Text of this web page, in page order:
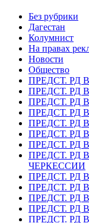
Без рубрики
Дагестан
Колумнист
На правах
Новости
Общество
ПРЕДСТ. РД
ПРЕДСТ. РД
ПРЕДСТ. РД
ПРЕДСТ. РД
ПРЕДСТ. РД
ПРЕДСТ. РД
ПРЕДСТ. РД
ПРЕДСТ. РД
ЧЕРКЕССИИ
ПРЕДСТ. РД
ПРЕДСТ. РД
ПРЕДСТ. РД
ПРЕДСТ. РД
ПРЕДСТ. РД